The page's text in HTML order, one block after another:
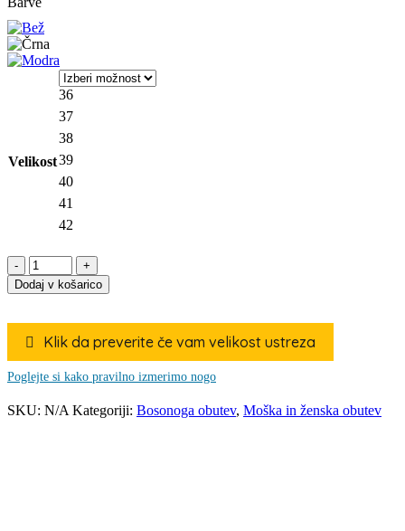
Velikost
36
37
38
39
40
41
42
SHAPEN
Peony
ballerinas-
suede
WIDE
količina
Dodaj v košarico
 Klik da preverite če vam velikost ustreza
Poglejte si kako pravilno izmerimo nogo
SKU: N/A Kategoriji: Bosonoga obutev, Moška in ženska obutev